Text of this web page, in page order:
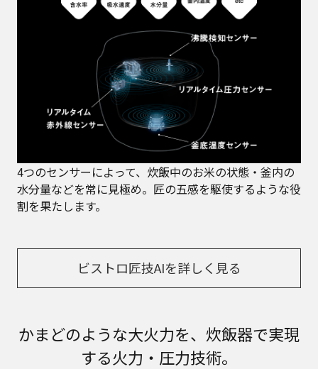
4つのセンサーによって、炊飯中のお米の状態・釜内の
水分量などを常に見極め。匠の五感を駆使するような役
割を果たします。
ビストロ匠技AIを詳しく見る
かまどのような大火力を、炊飯器で実現
する火力・圧力技術。